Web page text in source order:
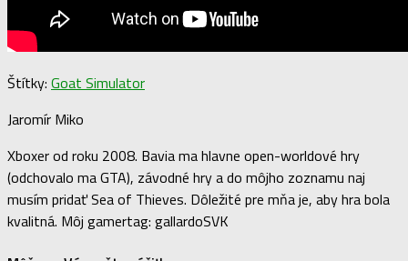
Štítky: Goat Simulator
Jaromír Miko
Xboxer od roku 2008. Bavia ma hlavne open-worldové hry
(odchovalo ma GTA), závodné hry a do môjho zoznamu naj
musím pridať Sea of Thieves. Dôležité pre mňa je, aby hra bola
kvalitná. Môj gamertag: gallardoSVK